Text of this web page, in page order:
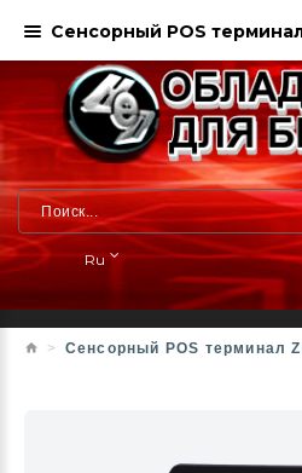
Ru
Сенсорный POS терминал